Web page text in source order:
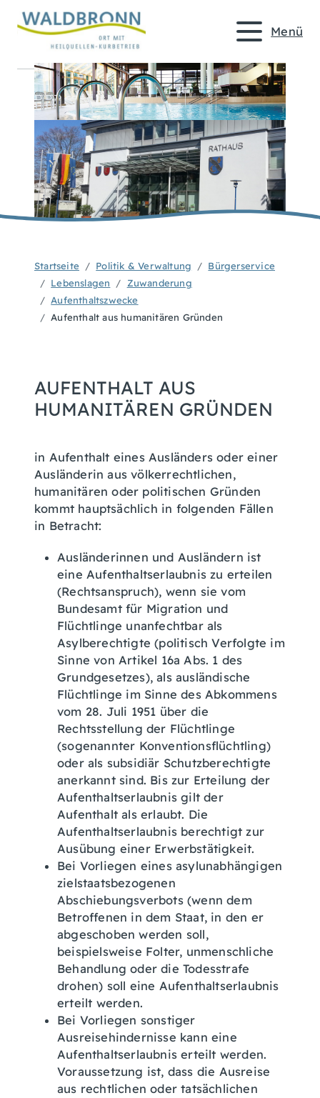
Menü
Startseite Politik & Verwaltung
Bürgerservice
Lebenslagen
Zuwanderung
Aufenthaltszwecke
Aufenthalt aus humanitären Gründen
AUFENTHALT AUS
HUMANITÄREN GRÜNDEN
in Aufenthalt eines Ausländers oder einer
Ausländerin aus völkerrechtlichen,
humanitären oder politischen Gründen
kommt hauptsächlich in folgenden Fällen
in Betracht:
Ausländerinnen und Ausländern ist
eine Aufenthaltserlaubnis zu erteilen
(Rechtsanspruch), wenn sie vom
Bundesamt für Migration und
Flüchtlinge unanfechtbar als
Asylberechtigte (politisch Verfolgte im
Sinne von Artikel 16a Abs. 1 des
Grundgesetzes), als ausländische
Flüchtlinge im Sinne des Abkommens
vom 28. Juli 1951 über die
Rechtsstellung der Flüchtlinge
(sogenannter Konventionsflüchtling)
oder als subsidiär Schutzberechtigte
anerkannt sind. Bis zur Erteilung der
Aufenthaltserlaubnis gilt der
Aufenthalt als erlaubt. Die
Aufenthaltserlaubnis berechtigt zur
Ausübung einer Erwerbstätigkeit.
Bei Vorliegen eines asylunabhängigen
zielstaatsbezogenen
Abschiebungsverbots (wenn dem
Betroffenen in dem Staat, in den er
abgeschoben werden soll,
beispielsweise Folter, unmenschliche
Behandlung oder die Todesstrafe
drohen) soll eine Aufenthaltserlaubnis
erteilt werden.
Bei Vorliegen sonstiger
Ausreisehindernisse kann eine
Aufenthaltserlaubnis erteilt werden.
Voraussetzung ist, dass die Ausreise
aus rechtlichen oder tatsächlichen